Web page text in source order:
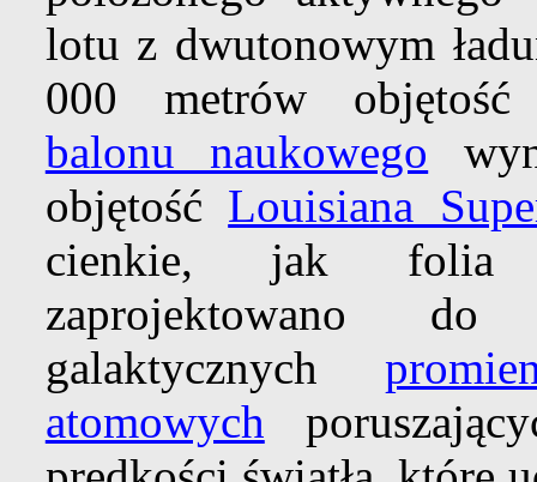
lotu z dwutonowym
000 metrów objętość
balonu naukowego
objętość Louisiana
cienkie, jak folia
zaprojektowano do
galaktycznych
atomowych